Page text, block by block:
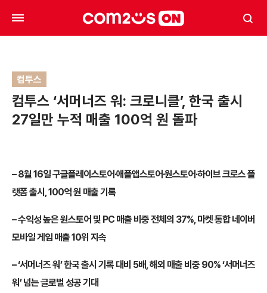
컴투스
컴투스 ‘서머너즈 워: 크로니클’, 한국 출시
27일만 누적 매출 100억 원 돌파
– 8월 16일 구글플레이스토어∙애플앱스토어∙원스토어∙하이브 크로스 플
랫폼 출시, 100억 원 매출 기록
– 수익성 높은 원스토어 및 PC 매출 비중 전체의 37%, 마켓 통합 네이버
모바일 게임 매출 10위 지속
– ‘서머너즈 워’ 한국 출시 기록 대비 5배, 해외 매출 비중 90% ‘서머너즈
워’ 넘는 글로벌 성공 기대